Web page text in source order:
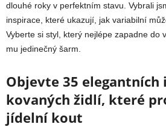
dlouhé roky v perfektním stavu. Vybrali
inspirace, které ukazují, jak variabilní
Vyberte si styl, který nejlépe zapadne do
mu jedinečný šarm.
Objevte 35 elegantních
kovaných židlí, které
jídelní kout